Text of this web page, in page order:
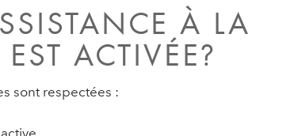
À LA
ACTIVÉE?
sont respectées :